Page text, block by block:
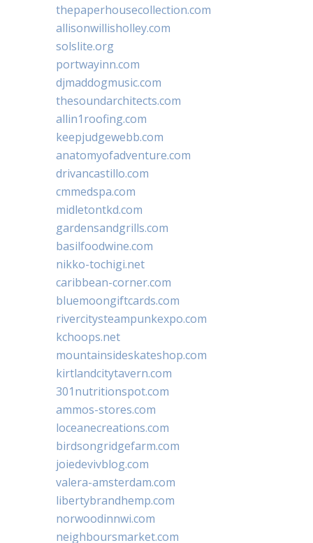
thepaperhousecollection.com
allisonwillisholley.com
solslite.org
portwayinn.com
djmaddogmusic.com
thesoundarchitects.com
allin1roofing.com
keepjudgewebb.com
anatomyofadventure.com
drivancastillo.com
cmmedspa.com
midletontkd.com
gardensandgrills.com
basilfoodwine.com
nikko-tochigi.net
caribbean-corner.com
bluemoongiftcards.com
rivercitysteampunkexpo.com
kchoops.net
mountainsideskateshop.com
kirtlandcitytavern.com
301nutritionspot.com
ammos-stores.com
loceanecreations.com
birdsongridgefarm.com
joiedevivblog.com
valera-amsterdam.com
libertybrandhemp.com
norwoodinnwi.com
neighboursmarket.com